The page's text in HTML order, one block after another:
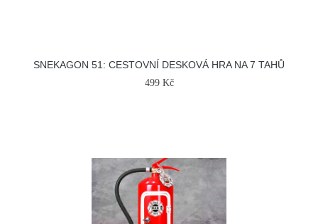
SNEKAGON 51: CESTOVNÍ DESKOVÁ HRA NA 7 TAHŮ
499 Kč